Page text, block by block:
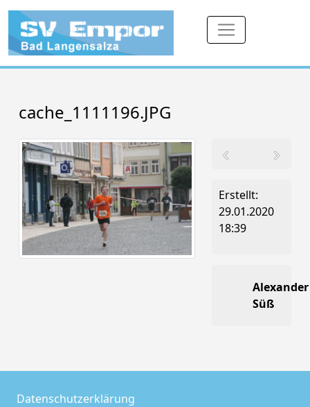
cache_1111196.JPG
Erstellt:
29.01.2020
18:39
Alexander
Süß
Datenschutzerklärung